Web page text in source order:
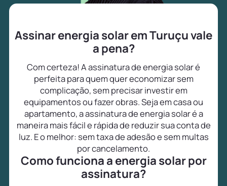
Assinar energia solar em Turuçu vale
a pena?
Com certeza! A assinatura de energia solar é
perfeita para quem quer economizar sem
complicação, sem precisar investir em
equipamentos ou fazer obras. Seja em casa ou
apartamento, a assinatura de energia solar é a
maneira mais fácil e rápida de reduzir sua conta de
luz. E o melhor: sem taxa de adesão e sem multas
por cancelamento.
Como funciona a energia solar por
assinatura?